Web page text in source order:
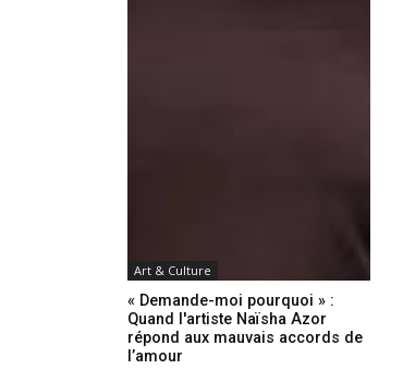
Art & Culture
« Demande-moi pourquoi » :
Quand l'artiste Naïsha Azor
répond aux mauvais accords de
l’amour